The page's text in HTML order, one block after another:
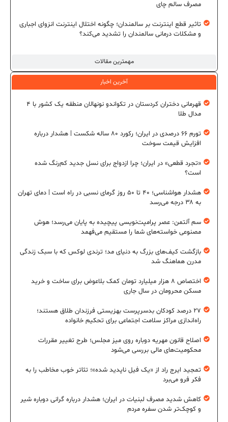
مهمترین مقالات
مصرف سالم چای
تاثیر قطع اینترنت بر سالمندان؛ چگونه اختلال اینترنت انزوای اجباری
و مشکلات درمانی سالمندان را تشدید می‌کند؟
آخرین اخبار
قهرمانی دختران کردستان در تکواندو نونهالان منطقه یک کشور با ۴
مدال طلا
تورم ۶۶ درصدی در ایران؛ رکورد ۸۰ ساله شکست | هشدار درباره
افزایش قیمت سوخت
«تجرد قطعی» در ایران؛ چرا ازدواج برای نسل جدید کم‌رنگ شده
است؟
هشدار هواشناسی؛ ۴۰ تا ۵۰ روز گرمای نسبی در راه است | دمای تهران
به ۳۸ درجه می‌رسد
سم آلتمن: عصر پرامپت‌نویسی پیچیده به پایان می‌رسد؛ هوش
مصنوعی خواسته‌های شما را مستقیم می‌فهمد
بازگشت کیف‌های بزرگ به دنیای مد؛ ترندی لوکس که با سبک زندگی
مدرن هماهنگ شد
اختصاص ۸ هزار میلیارد تومان کمک بلاعوض برای ساخت و خرید
مسکن محرومان در سال جاری
۲۷ درصد کودکان بدسرپرست بهزیستی فرزندان طلاق هستند؛
راه‌اندازی مراکز سلامت اجتماعی برای تحکیم خانواده
اصلاح قانون مهریه دوباره روی میز مجلس؛ طرح تغییر مقررات
محکومیت‌های مالی بررسی می‌شود
تمجید ایرج راد از «یک فیل ناپدید شده»؛ تئاتر خوب مخاطب را به
فکر فرو می‌برد
کاهش شدید مصرف لبنیات در ایران؛ هشدار درباره گرانی دوباره شیر
و کوچک‌تر شدن سفره مردم